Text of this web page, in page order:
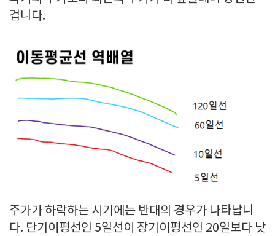
겁니다.
주가가 하락하는 시기에는 반대의 경우가 나타납니
다. 단기이평선인 5일선이 장기이평선인 20일보다 낮